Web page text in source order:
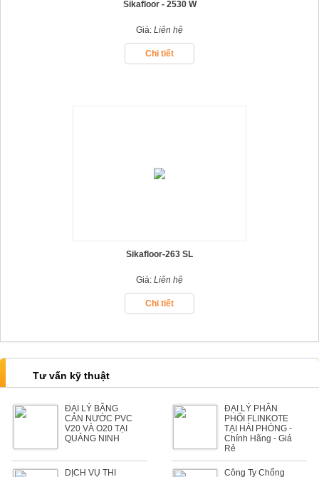
Sikafloor - 2530 W
Giá: Liên hệ
Chi tiết
Sikafloor-263 SL
Giá: Liên hệ
Chi tiết
Tư vấn kỹ thuật
ĐẠI LÝ BĂNG
CẢN NƯỚC PVC
V20 VÀ O20 TẠI
QUẢNG NINH
ĐẠI LÝ PHÂN
PHỐI FLINKOTE
TẠI HẢI PHÒNG -
Chính Hãng - Giá
Rẻ
DỊCH VỤ THI
Công Ty Chống